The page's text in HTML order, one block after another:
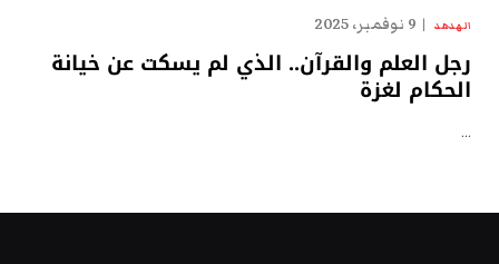
الهدهد 9 نوفمبر، 2025
رجل العلم والقرآن.. الذي لم يسكت عن خيانة
الحكام لغزة
…